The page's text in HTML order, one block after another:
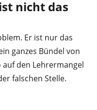
nicht das
Er ist nur das
ganzes Bündel von
den Lehrermangel
falschen Stelle.